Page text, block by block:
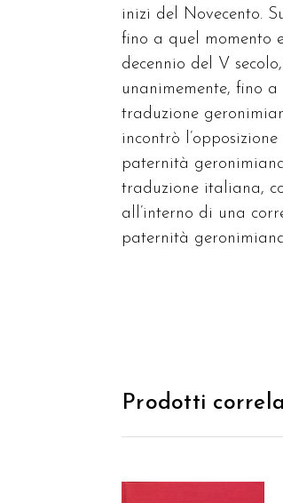
inizi del Novecento.
fino a quel momento
decennio del V
unanimemente, fino
traduzione
incontrò
paternità
traduzione italiana,
all’interno di una
paternità
Prodotti